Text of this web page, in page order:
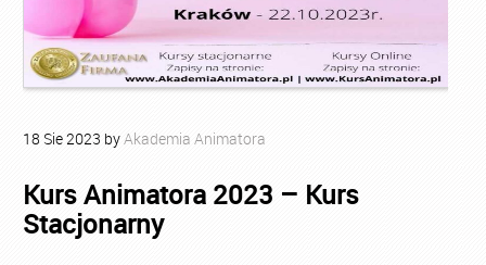
18 Sie2023 byAkademia Animatora
Kurs Animatora 2023 – Kurs
Stacjonarny